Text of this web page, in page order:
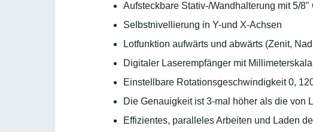
Aufsteckbare Stativ-/Wandhalterung mit 5/
Selbstnivellierung in Y-und X-Achsen
Lotfunktion aufwärts und abwärts (Zenit,
Digitaler Laserempfänger mit Millimeterskala
Einstellbare Rotationsgeschwindigkeit 0,
Die Genauigkeit ist 3-mal höher als die von
Effizientes, paralleles Arbeiten und Laden